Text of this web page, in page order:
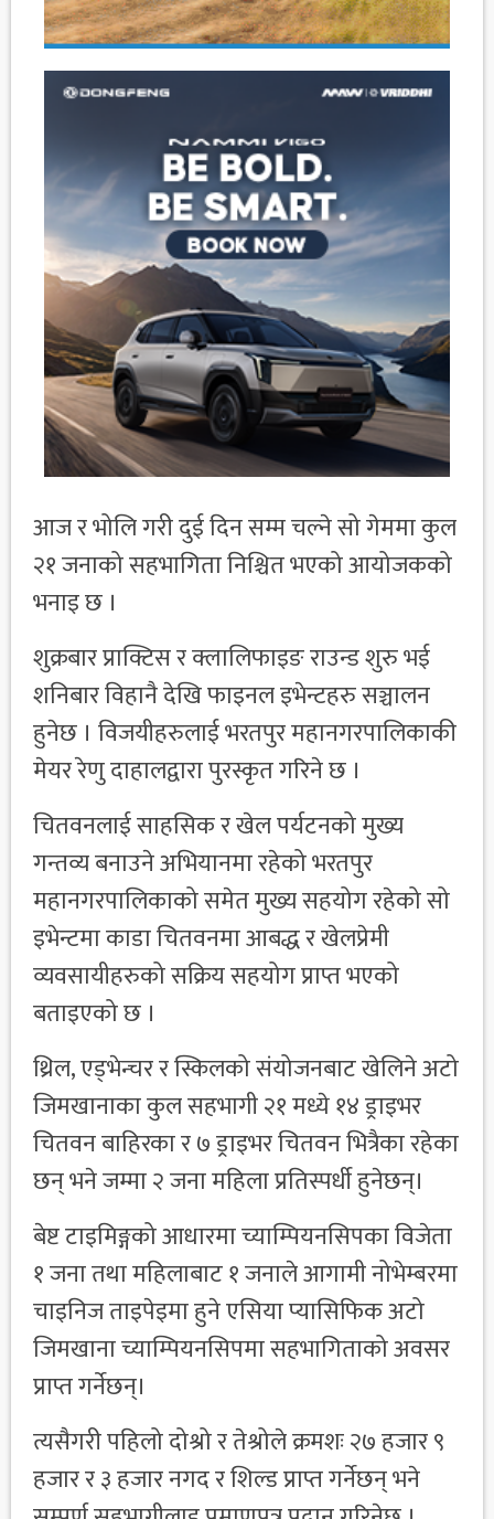
आज र भोलि गरी दुई दिन सम्म चल्ने सो गेममा कुल
२१ जनाको सहभागिता निश्चित भएको आयोजकको
भनाइ छ ।
शुक्रबार प्राक्टिस र क्लालिफाइङ राउन्ड शुरु भई
शनिबार विहानै देखि फाइनल इभेन्टहरु सञ्चालन
हुनेछ । विजयीहरुलाई भरतपुर महानगरपालिकाकी
मेयर रेणु दाहालद्वारा पुरस्कृत गरिने छ ।
चितवनलाई साहसिक र खेल पर्यटनको मुख्य
गन्तव्य बनाउने अभियानमा रहेको भरतपुर
महानगरपालिकाको समेत मुख्य सहयोग रहेको सो
इभेन्टमा काडा चितवनमा आबद्ध र खेलप्रेमी
व्यवसायीहरुको सक्रिय सहयोग प्राप्त भएको
बताइएको छ ।
थ्रिल, एड्भेन्चर र स्किलको संयोजनबाट खेलिने अटो
जिमखानाका कुल सहभागी २१ मध्ये १४ ड्राइभर
चितवन बाहिरका र ७ ड्राइभर चितवन भित्रैका रहेका
छन् भने जम्मा २ जना महिला प्रतिस्पर्धी हुनेछन्।
बेष्ट टाइमिङ्गको आधारमा च्याम्पियनसिपका विजेता
१ जना तथा महिलाबाट १ जनाले आगामी नोभेम्बरमा
चाइनिज ताइपेइमा हुने एसिया प्यासिफिक अटो
जिमखाना च्याम्पियनसिपमा सहभागिताको अवसर
प्राप्त गर्नेछन्।
त्यसैगरी पहिलो दोश्रो र तेश्रोले क्रमशः २७ हजार ९
हजार र ३ हजार नगद र शिल्ड प्राप्त गर्नेछन् भने